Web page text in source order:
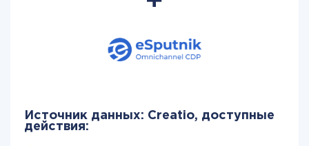
Источник данных: Creatio, доступные
действия: